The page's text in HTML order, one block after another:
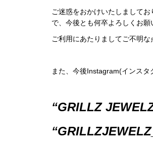
ご迷惑をおかけいたしまして
で、今後とも何卒よろしくお
ご利用にあたりましてご不明
また、今後Instagram(インス
“GRILLZ